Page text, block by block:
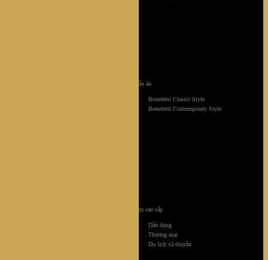
Tủ quần áo
Benedetti Classic Style
Benedetti Contemporary Style
Tủ rượu cao cấp
Dân dụng
Thương mại
Du lịch và thuyền